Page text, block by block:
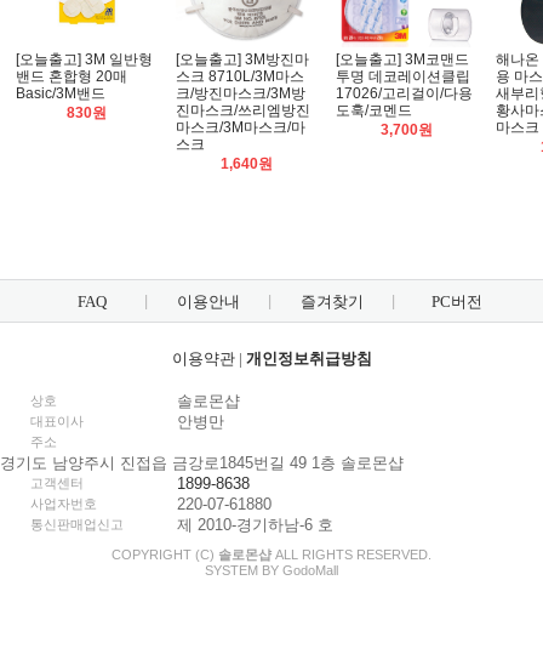
[오늘출고] 3M 일반형
밴드 혼합형 20매
Basic/3M밴드
830원
[오늘출고] 3M방진마
스크 8710L/3M마스
크/방진마스크/3M방
진마스크/쓰리엠방진
마스크/3M마스크/마
스크
1,640원
[오늘출고] 3M코맨드
투명 데코레이션클립
17026/고리걸이/다용
도훅/코멘드
3,700원
해나온
용 마
새부리
황사
마스크
FAQ 이용안내 즐겨찾기 PC버전
이용약관| 개인정보취급방침
상호 솔로몬샵
대표이사 안병만
주소
경기도 남양주시 진접읍 금강로1845번길 49 1층 솔로몬샵
고객센터 1899-8638
사업자번호 220-07-61880
통신판매업신고 제 2010-경기하남-6 호
COPYRIGHT (C) 솔로몬샵 ALL RIGHTS RESERVED.
SYSTEM BY GodoMall